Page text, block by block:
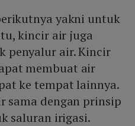
yakni untuk
kincir air juga
penyalur air. Kincir
membuat air
ke tempat lainnya.
sama dengan prinsip
saluran irigasi.